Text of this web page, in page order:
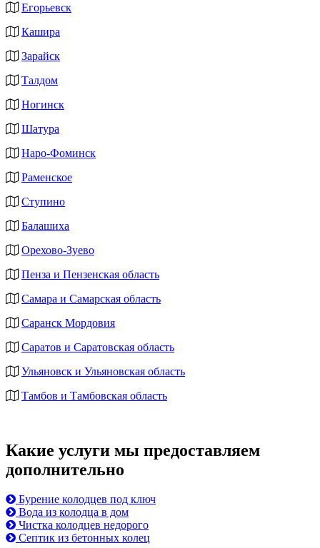
Егорьевск
Кашира
Зарайск
Талдом
Ногинск
Шатура
Наро-Фоминск
Раменское
Ступино
Балашиха
Орехово-Зуево
Пенза и Пензенская область
Самара и Самарская область
Саранск Мордовия
Саратов и Саратовская область
Ульяновск и Ульяновская область
Тамбов и Тамбовская область
Какие услуги мы предоставляем
дополнительно
Бурение колодцев под ключ
Вода из колодца в дом
Чистка колодцев недорого
Септик из бетонных колец